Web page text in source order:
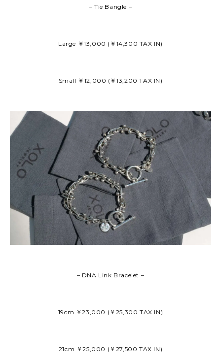
– Tie Bangle –
Large ￥13,000 (￥14,300 TAX IN)
Small ￥12,000 (￥13,200 TAX IN)
– DNA Link Bracelet –
19cm ￥23,000 (￥25,300 TAX IN)
21cm ￥25,000 (￥27,500 TAX IN)